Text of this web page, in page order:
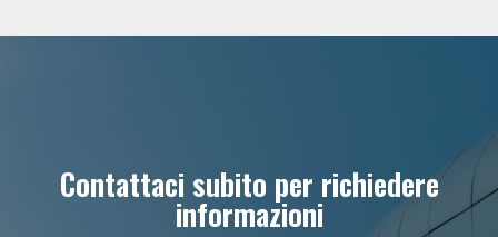
Contattaci subito per richiedere
informazioni